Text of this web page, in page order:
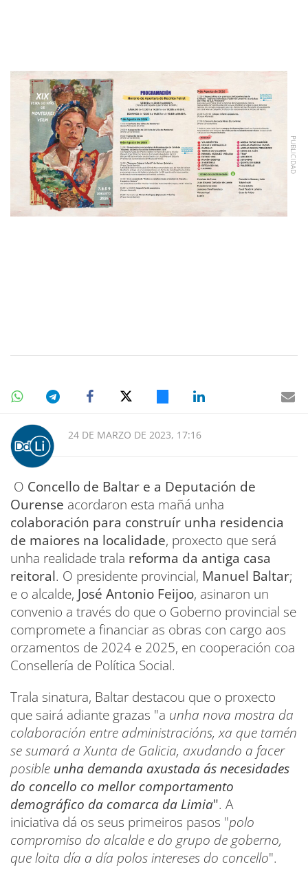
24 DE MARZO DE 2023, 17:16
O Concello de Baltar e a Deputación de
Ourense acordaron esta mañá unha
colaboración para construír unha residencia
de maiores na localidade, proxecto que será
unha realidade trala reforma da antiga casa
reitoral. O presidente provincial, Manuel Baltar;
e o alcalde, José Antonio Feijoo, asinaron un
convenio a través do que o Goberno provincial se
compromete a financiar as obras con cargo aos
orzamentos de 2024 e 2025, en cooperación coa
Consellería de Política Social.
Trala sinatura, Baltar destacou que o proxecto
que sairá adiante grazas "a unha nova mostra da
colaboración entre administracións, xa que tamén
se sumará a Xunta de Galicia, axudando a facer
posible unha demanda axustada ás necesidades
do concello co mellor comportamento
demográfico da comarca da Limia". A
iniciativa dá os seus primeiros pasos "polo
compromiso do alcalde e do grupo de goberno,
que loita día a día polos intereses do concello".